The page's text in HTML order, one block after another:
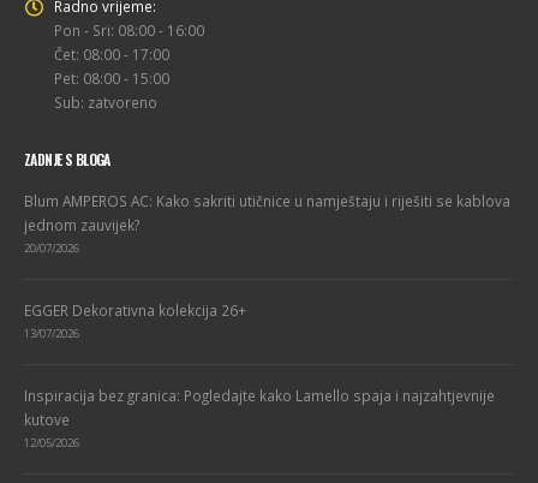
Radno vrijeme:
Pon - Sri: 08:00 - 16:00
Čet: 08:00 - 17:00
Pet: 08:00 - 15:00
Sub: zatvoreno
ZADNJE S BLOGA
Blum AMPEROS AC: Kako sakriti utičnice u namještaju i riješiti se kablova
jednom zauvijek?
20/07/2026
EGGER Dekorativna kolekcija 26+
13/07/2026
Inspiracija bez granica: Pogledajte kako Lamello spaja i najzahtjevnije
kutove
12/05/2026